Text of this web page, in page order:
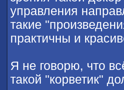
управления
такие
практичны и
Я не говорю, что
такой "корветик"